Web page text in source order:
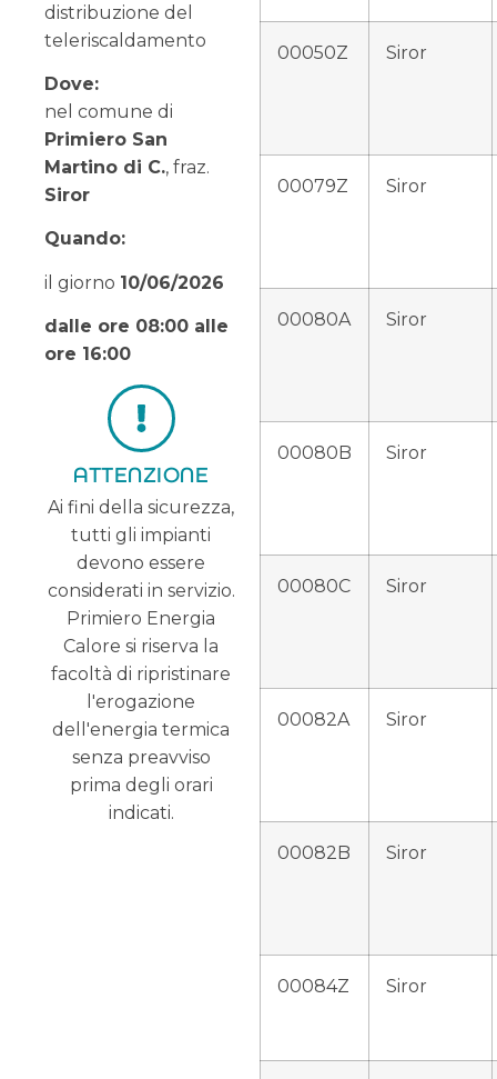
distribuzione del
teleriscaldamento
Dove:
nel comune di
Primiero San
Martino di C., fraz.
Siror
Quando:
il giorno 10/06/2026
dalle ore 08:00 alle
ore 16:00
ATTENZIONE
Ai fini della sicurezza,
tutti gli impianti
devono essere
considerati in servizio.
Primiero Energia
Calore si riserva la
facoltà di ripristinare
l'erogazione
dell'energia termica
senza preavviso
prima degli orari
indicati.
00050Z Siror
00079Z Siror
00080A Siror
00080B Siror
00080C Siror
00082A Siror
00082B Siror
00084Z Siror